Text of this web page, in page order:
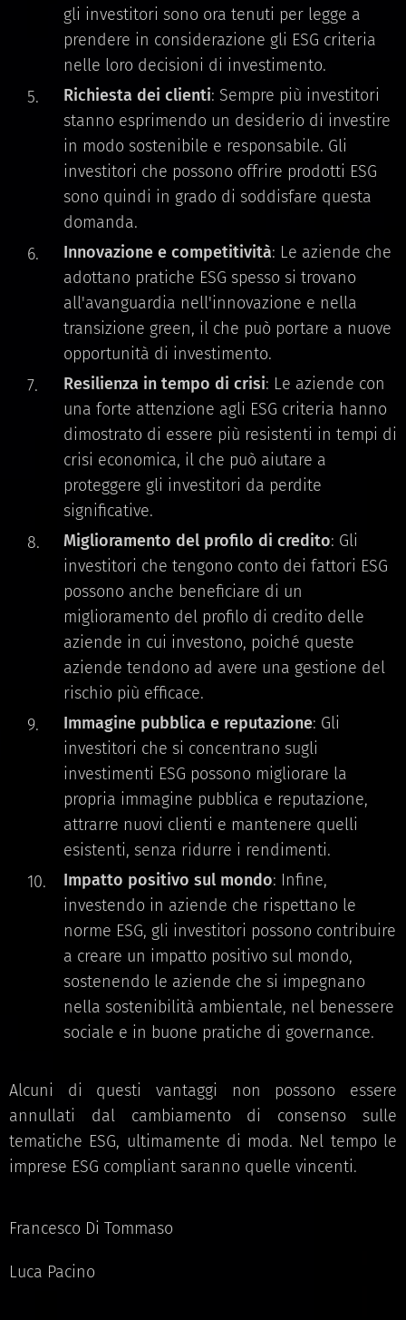
gli investitori sono ora tenuti per legge a
prendere in considerazione gli ESG criteria
nelle loro decisioni di investimento.
Richiesta dei clienti: Sempre più investitori
stanno esprimendo un desiderio di investire
in modo sostenibile e responsabile. Gli
investitori che possono offrire prodotti ESG
sono quindi in grado di soddisfare questa
domanda.
Innovazione e competitività: Le aziende che
adottano pratiche ESG spesso si trovano
all'avanguardia nell'innovazione e nella
transizione green, il che può portare a nuove
opportunità di investimento.
Resilienza in tempo di crisi: Le aziende con
una forte attenzione agli ESG criteria hanno
dimostrato di essere più resistenti in tempi di
crisi economica, il che può aiutare a
proteggere gli investitori da perdite
significative.
Miglioramento del profilo di credito: Gli
investitori che tengono conto dei fattori ESG
possono anche beneficiare di un
miglioramento del profilo di credito delle
aziende in cui investono, poiché queste
aziende tendono ad avere una gestione del
rischio più efficace.
Immagine pubblica e reputazione: Gli
investitori che si concentrano sugli
investimenti ESG possono migliorare la
propria immagine pubblica e reputazione,
attrarre nuovi clienti e mantenere quelli
esistenti, senza ridurre i rendimenti.
Impatto positivo sul mondo: Infine,
investendo in aziende che rispettano le
norme ESG, gli investitori possono contribuire
a creare un impatto positivo sul mondo,
sostenendo le aziende che si impegnano
nella sostenibilità ambientale, nel benessere
sociale e in buone pratiche di governance.
Alcuni di questi vantaggi non possono essere
annullati dal cambiamento di consenso sulle
tematiche ESG, ultimamente di moda. Nel tempo le
imprese ESG compliant saranno quelle vincenti.
Francesco Di Tommaso
Luca Pacino